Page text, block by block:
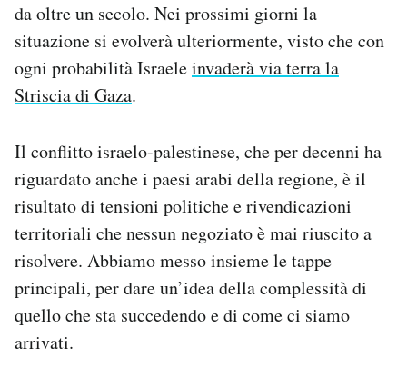
da oltre un secolo. Nei prossimi giorni la
situazione si evolverà ulteriormente, visto che con
ogni probabilità Israeleinvaderà via terra la
Striscia di Gaza.
Il conflitto israelo-palestinese, che per decenni ha
riguardato anche i paesi arabi della regione, è il
risultato di tensioni politiche e rivendicazioni
territoriali che nessun negoziato è mai riuscito a
risolvere. Abbiamo messo insieme le tappe
principali, per dare un’idea della complessità di
quello che sta succedendo e di come ci siamo
arrivati.